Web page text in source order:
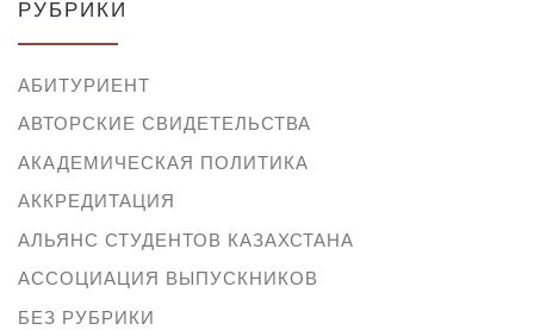
РУБРИКИ
АБИТУРИЕНТ
АВТОРСКИЕ СВИДЕТЕЛЬСТВА
АКАДЕМИЧЕСКАЯ ПОЛИТИКА
АККРЕДИТАЦИЯ
АЛЬЯНС СТУДЕНТОВ КАЗАХСТАНА
АССОЦИАЦИЯ ВЫПУСКНИКОВ
БЕЗ РУБРИКИ